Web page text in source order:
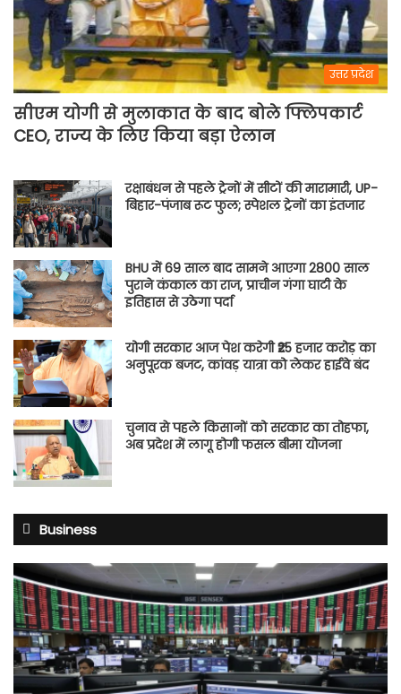
उत्तर प्रदेश
सीएम योगी से मुलाकात के बाद बोले फ्लिपकार्ट
CEO, राज्य के लिए किया बड़ा ऐलान
रक्षाबंधन से पहले ट्रेनों में सीटों की मारामारी, UP-
बिहार-पंजाब रूट फुल; स्पेशल ट्रेनों का इंतजार
BHU में 69 साल बाद सामने आएगा 2800 साल
पुराने कंकाल का राज, प्राचीन गंगा घाटी के
इतिहास से उठेगा पर्दा
योगी सरकार आज पेश करेगी ₹25 हजार करोड़ का
अनुपूरक बजट, कांवड़ यात्रा को लेकर हाईवे बंद
चुनाव से पहले किसानों को सरकार का तोहफा,
अब प्रदेश में लागू होगी फसल बीमा योजना
Business